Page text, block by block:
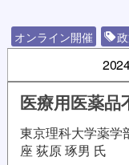
オンライン開催
医療用医薬
東京理科大学薬学
座 荻原 琢男 氏